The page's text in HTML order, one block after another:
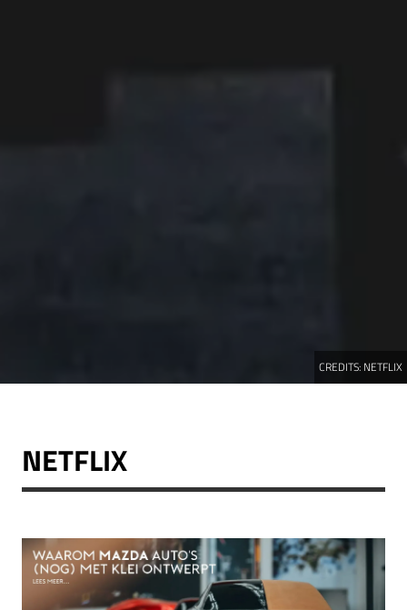
CREDITS: NETFLIX
NETFLIX